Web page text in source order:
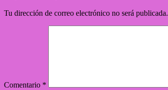
Tu dirección de correo electrónico no será publicada.
Comentario *